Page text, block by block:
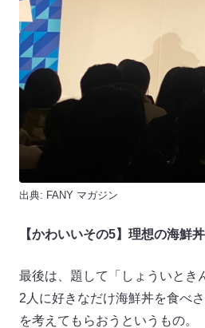
出典: FANY マガジン
【かわいいその5】 理想の海鮮
最後は、題して「しょういとき
2人に好きなだけ海鮮丼を食べ
を考えてもらおうというもの。